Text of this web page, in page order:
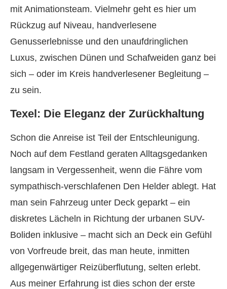
mit Animationsteam. Vielmehr geht es hier um
Rückzug auf Niveau, handverlesene
Genusserlebnisse und den unaufdringlichen
Luxus, zwischen Dünen und Schafweiden ganz bei
sich – oder im Kreis handverlesener Begleitung –
zu sein.
Texel: Die Eleganz der Zurückhaltung
Schon die Anreise ist Teil der Entschleunigung.
Noch auf dem Festland geraten Alltagsgedanken
langsam in Vergessenheit, wenn die Fähre vom
sympathisch-verschlafenen Den Helder ablegt. Hat
man sein Fahrzeug unter Deck geparkt – ein
diskretes Lächeln in Richtung der urbanen SUV-
Boliden inklusive – macht sich an Deck ein Gefühl
von Vorfreude breit, das man heute, inmitten
allgegenwärtiger Reizüberflutung, selten erlebt.
Aus meiner Erfahrung ist dies schon der erste